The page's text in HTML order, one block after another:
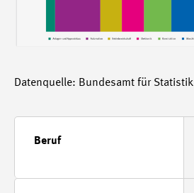
Datenquelle: Bundesamt für Statistik
Beruf